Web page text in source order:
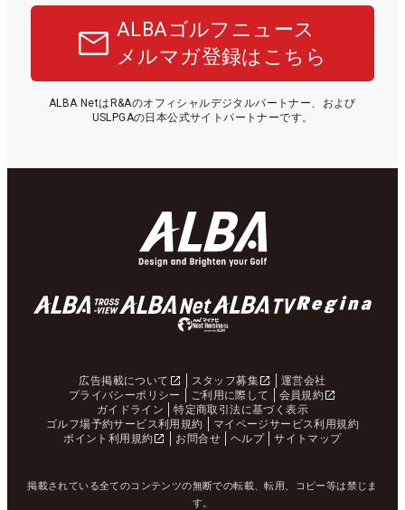
ALBAゴルフニュース
メルマガ登録はこちら
ALBA NetはR&Aのオフィシャルデジタルパートナー、および
USLPGAの日本公式サイトパートナーです。
広告掲載について スタッフ募集
運営会社
プライバシーポリシー
ご利用に際して
会員規約
ガイドライン
特定商取引法に基づく表示
ゴルフ場予約サービス利用規約
マイページサービス利用規約
ポイント利用規約
お問合せ ヘルプ サイトマップ
掲載されている全てのコンテンツの無断での転載、転用、コピー等は禁じま
す。